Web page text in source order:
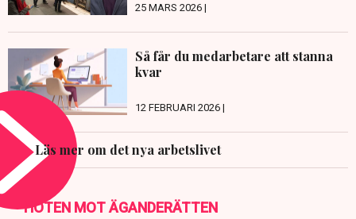
25 MARS 2026 |
Så får du medarbetare att stanna
kvar
12 FEBRUARI 2026 |
Läs mer om det nya arbetslivet
HOTEN MOT ÄGANDERÄTTEN